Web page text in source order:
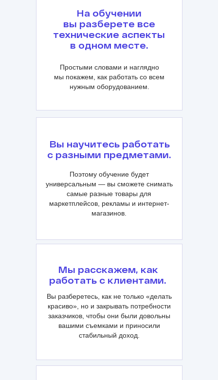
Вы разберетесь, как не только «делать
красиво», но и закрывать потребности
заказчиков, чтобы они были довольны
вашими съемками и приносили
стабильный доход.
Мы расскажем, как
работать с клиентами.
Вы научитесь работать
с разными предметами.
На обучении
вы разберете все
технические аспекты
в одном месте.
Поэтому обучение будет
универсальным — вы сможете снимать
самые разные товары для
маркетплейсов, рекламы и интернет-
магазинов.
Простыми словами и наглядно
мы покажем, как работать со всем
нужным оборудованием.